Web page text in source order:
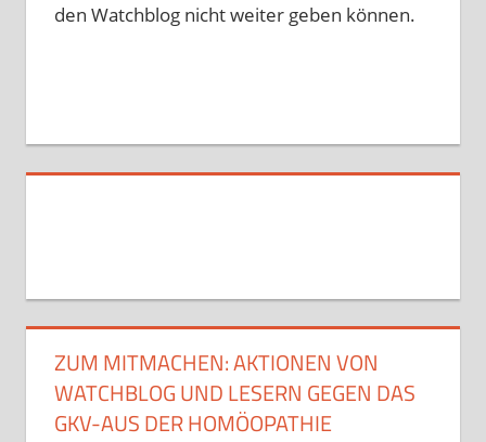
den Watchblog nicht weiter geben können.
ZUM MITMACHEN: AKTIONEN VON
WATCHBLOG UND LESERN GEGEN DAS
GKV-AUS DER HOMÖOPATHIE